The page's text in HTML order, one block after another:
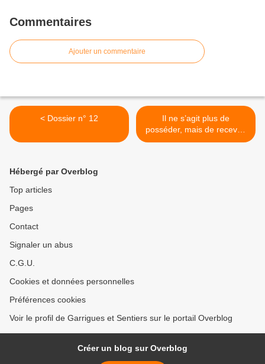
Commentaires
Ajouter un commentaire
< Dossier n° 12
Il ne s’agit plus de
posséder, mais de recevoir
>
Hébergé par Overblog
Top articles
Pages
Contact
Signaler un abus
C.G.U.
Cookies et données personnelles
Préférences cookies
Voir le profil de Garrigues et Sentiers sur le portail Overblog
Créer un blog sur Overblog